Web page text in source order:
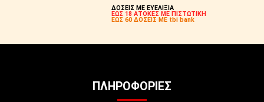
ΔΟΣΕΙΣ ΜΕ ΕΥΕΛΙΞΙΑ
ΕΩΣ 18 ΑΤΟΚΕΣ ΜΕ ΠΙΣΤΩΤΙΚΗ
ΕΩΣ 60 ΔΟΣΕΙΣ ΜΕ tbi bank
ΠΛΗΡΟΦΟΡΊΕΣ